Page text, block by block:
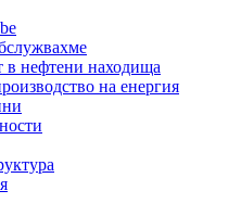
в нефтени находища
на енергия